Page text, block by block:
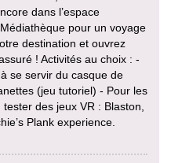
dans l’espace
pour un voyage
destination et ouvrez
! Activités au choix : -
se servir du casque de
(jeu tutoriel) - Pour les
des jeux VR : Blaston,
Plank experience.